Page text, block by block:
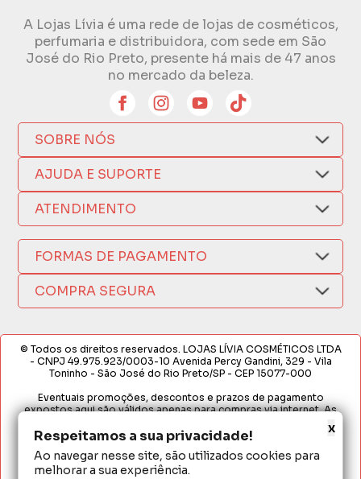
Respeitamos a sua privacidade!
Ao navegar nesse site, são utilizados cookies para
melhorar a sua experiência.
x
A Lojas Lívia é uma rede de lojas de cosméticos,
perfumaria e distribuidora, com sede em São
José do Rio Preto, presente há mais de 47 anos
no mercado da beleza.
SOBRE NÓS
Quem Somos
Compra Segura
Como Comprar
Nossas Lojas
Política de Privacidade
AJUDA E SUPORTE
Nosso Aplicativo
Trocas e Devoluções
Formas de Pagamento
Fretes e Entregas
Fabricantes
Termos de Compra e Venda
ATENDIMENTO
(17) 3209-9595
sacweb@lojaslivia.com.br
FORMAS DE PAGAMENTO
COMPRA SEGURA
© Todos os direitos reservados. LOJAS LÍVIA COSMÉTICOS LTDA
- CNPJ 49.975.923/0003-10 Avenida Percy Gandini, 329 - Vila
Toninho - São José do Rio Preto/SP - CEP 15077-000
Eventuais promoções, descontos e prazos de pagamento
expostos aqui são válidos apenas para compras via internet. As
Loja. É proibida a utilização total ou parcial sem nossa autorização.
Em caso de divergência de preços no site, o valor válido é o do
Carrinho de Compras. Preços e condições de pagamento